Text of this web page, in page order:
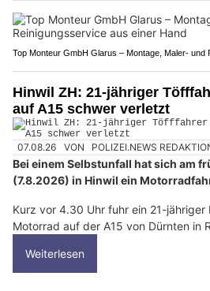
Top Monteur GmbH Glarus – Montage, Maler-
Hinwil ZH: 21-jähriger
auf A15 schwer verletzt
07.08.26 VON POLIZEI.NEWS
Bei einem Selbstunfall hat sich am
(7.8.2026) in Hinwil ein
Kurz vor 4.30 Uhr fuhr ein 21-jähriger
Motorrad auf der A15 von Dürnten in
Weiterlesen